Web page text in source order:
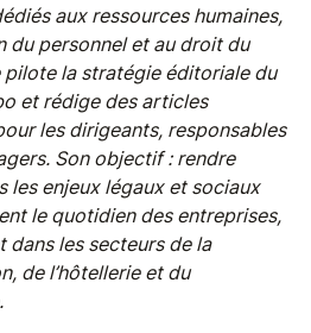
aux ressources humaines,
du personnel et au droit du
pilote la stratégie éditoriale du
et rédige des articles
les dirigeants, responsables
Son objectif : rendre
les enjeux légaux et sociaux
le quotidien des entreprises,
dans les secteurs de la
de l’hôtellerie et du